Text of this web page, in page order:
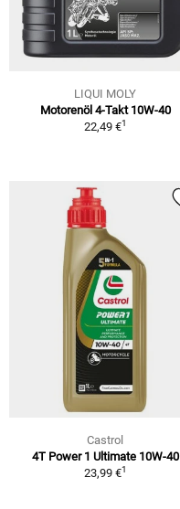
LIQUI MOLY
Motorenöl 4-Takt 10W-40
22,49 €1
Castrol
4T Power 1 Ultimate 10W-40
23,99 €1